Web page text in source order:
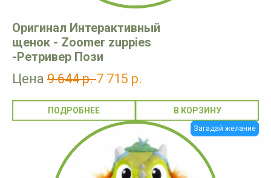
Оригинал Интерактивный
щенок - Zoomer zuppies
-Ретривер Пози
Цена 9 644 р.7 715 р.
ПОДРОБНЕЕ
Загадай желание